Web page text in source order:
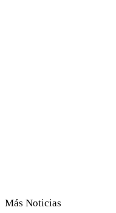
Más Noticias